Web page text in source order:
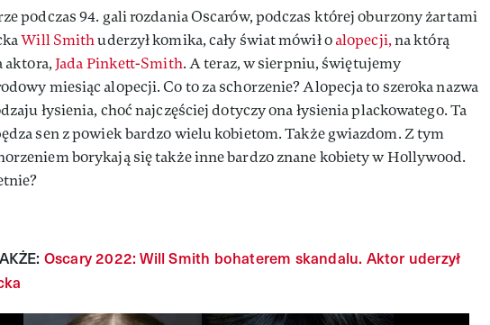
podczas 94. gali rozdania Oscarów, podczas której oburzony żartami
Will Smithuderzył komika, cały świat mówił oalopecji,na którą
aktora, Jada Pinkett-Smith. A teraz, w sierpniu, świętujemy
miesiąc alopecji. Co to za schorzenie? Alopecja to szeroka nazwa
łysienia, choć najczęściej dotyczy ona łysienia plackowatego. Ta
sen z powiek bardzo wielu kobietom. Także gwiazdom. Z tym
borykają się także inne bardzo znane kobiety w Hollywood.
Oscary 2022: Will Smith bohaterem skandalu. Aktor uderzył